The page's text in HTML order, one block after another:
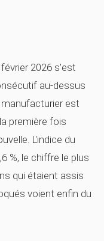
2026 s’est
au-dessus
manufacturier est
première fois
L'indice du
%, le chiffre le plus
qui étaient assis
voient enfin du